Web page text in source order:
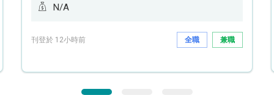
N/A
刊登於 12小時前 全職 兼職